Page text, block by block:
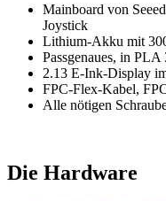
Mainboard von
Joystick
Lithium-Akku mit
Passgenaues, in
2.13 E-Ink-Display
FPC-Flex-Kabel,
Alle nötigen
Die Hardware